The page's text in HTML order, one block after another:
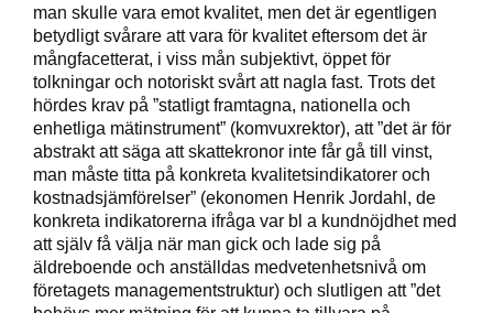
man skulle vara emot kvalitet, men det är egentligen
betydligt svårare att vara för kvalitet eftersom det är
mångfacetterat, i viss mån subjektivt, öppet för
tolkningar och notoriskt svårt att nagla fast. Trots det
hördes krav på ”statligt framtagna, nationella och
enhetliga mätinstrument” (komvuxrektor), att ”det är för
abstrakt att säga att skattekronor inte får gå till vinst,
man måste titta på konkreta kvalitetsindikatorer och
kostnadsjämförelser” (ekonomen Henrik Jordahl, de
konkreta indikatorerna ifråga var bl a kundnöjdhet med
att själv få välja när man gick och lade sig på
äldreboende och anställdas medvetenhetsnivå om
företagets managementstruktur) och slutligen att ”det